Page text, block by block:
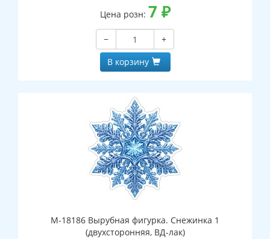
Цена розн: 7 ₽
−
+
В корзину
М-18186 Вырубная фигурка. Снежинка 1
(двухсторонняя, ВД-лак)